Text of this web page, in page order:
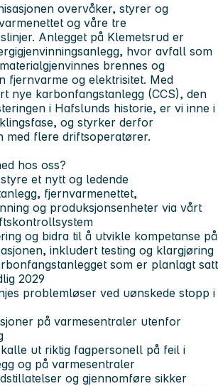
overvåker, styrer og
og våre tre
Anlegget på Klemetsrud er
hvor avfall som
brennes og
fjernvarme og elektrisitet. Med
nye karbonfangstanlegg (CCS), den
i Hafslunds historie, er vi inne i
og styrker derfor
med flere driftsoperatører.
hos oss?
et nytt og ledende
fjernvarmenettet,
og produksjonsenheter via vårt
og bidra til å utvikle kompetanse på
inkludert testing og klargjøring
som er planlagt satt
2029
problemløser ved uønskede stopp i
på varmesentraler utenfor
ut riktig fagpersonell på feil i
og på varmesentraler
og gjennomføre sikker